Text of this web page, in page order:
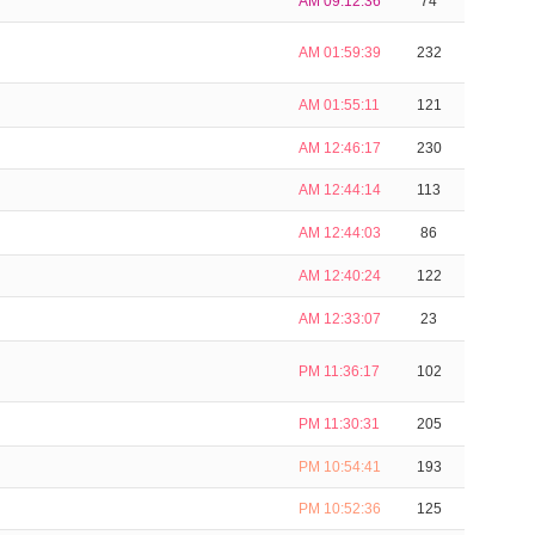
AM 01:59:39 232
AM 01:55:11 121
AM 12:46:17 230
AM 12:44:14 113
AM 12:44:03 86
AM 12:40:24 122
AM 12:33:07 23
PM 11:36:17 102
PM 11:30:31 205
PM 10:54:41 193
PM 10:52:36 125